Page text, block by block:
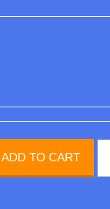
ADD TO CART